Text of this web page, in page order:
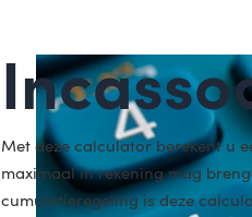
Met deze calculator berekent u
maximaal in rekening mag
cumulatieregeling is deze